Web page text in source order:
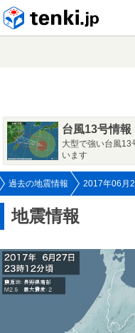
台風13号情報
大型で強い台風13
います
過去の地震情報 2017年06月
地震情報